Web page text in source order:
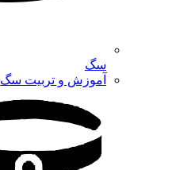
سگ
آموزش و تربیت سگ